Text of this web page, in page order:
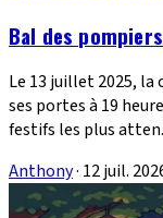
Bal des
Le 13 juillet 2025, la
ses portes à 19
festifs les plus
Anthony· 12 juil.